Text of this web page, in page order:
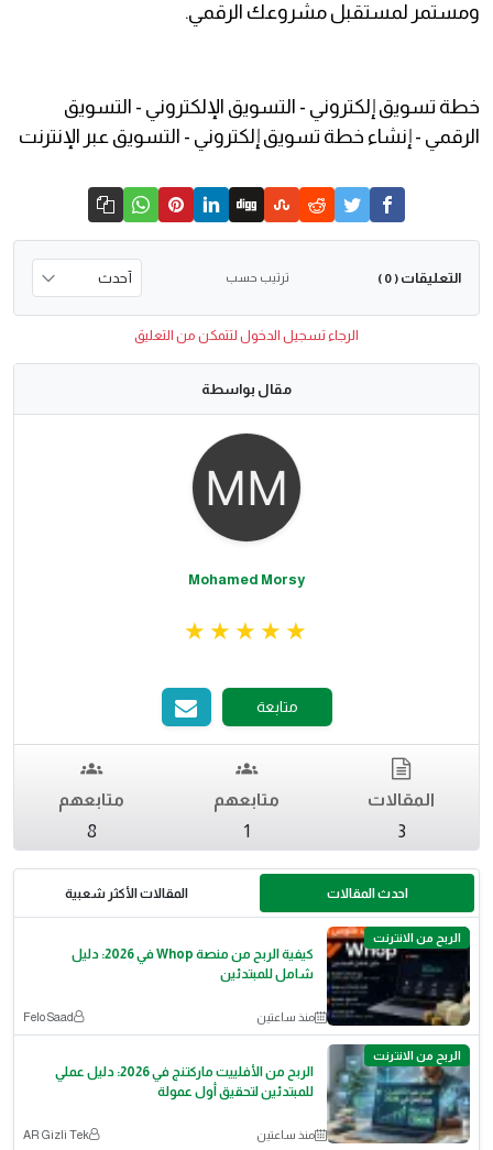
ومستمر لمستقبل مشروعك الرقمي.
خطة تسويق إلكتروني - التسويق الإلكتروني - التسويق
الرقمي - إنشاء خطة تسويق إلكتروني - التسويق عبر الإنترنت
التعليقات ( 0 ) ترتيب حسب
الرجاء تسجيل الدخول لتتمكن من التعليق
مقال بواسطة
Mohamed Morsy
متابعة
المقالات
3
متابعهم
1
متابعهم
8
احدث المقالات المقالات الأكثر شعبية
الربح من الانترنت
كيفية الربح من منصة Whop في 2026: دليل
شامل للمبتدئين
منذ ساعتين Felo Saad
الربح من الانترنت
الربح من الأفلييت ماركتنج في 2026: دليل عملي
للمبتدئين لتحقيق أول عمولة
منذ ساعتين AR Gizli Tek